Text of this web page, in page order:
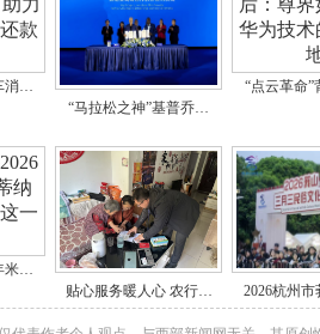
消…
“马拉松之神”基普乔…
“点云革命
米…
贴心服务暖人心 农行…
2026杭州